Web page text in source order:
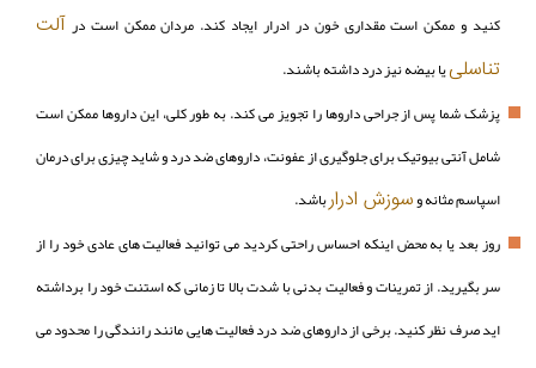
کنید و ممکن است مقداری خون در ادرار ایجاد کند. مردان ممکن است در آلت
تناسلییا بیضه نیز درد داشته باشند.
پزشک شما پس از جراحی داروها را تجویز می کند. به طور کلی، این داروها ممکن است
شامل آنتی بیوتیک برای جلوگیری از عفونت، داروهای ضد درد و شاید چیزی برای درمان
اسپاسم مثانه وسوزش ادرارباشد.
روز بعد یا به محض اینکه احساس راحتی کردید می توانید فعالیت های عادی خود را از
سر بگیرید. از تمرینات و فعالیت بدنی با شدت بالا تا زمانی که استنت خود را برداشته
اید صرف نظر کنید. برخی از داروهای ضد درد فعالیت هایی مانند رانندگی را محدود می